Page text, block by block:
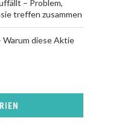
– Problem,
treffen zusammen
diese Aktie